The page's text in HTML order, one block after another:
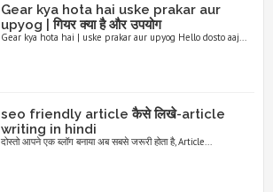
Gear kya hota hai uske prakar aur
upyog | गियर क्या है और उपयोग
Gear kya hota hai | uske prakar aur upyog Hello dosto aaj...
seo friendly article कैसे लिखे-article
writing in hindi
दोस्तो आपने एक ब्लॉग बनाया अब सबसे जरूरी होता है, Article...